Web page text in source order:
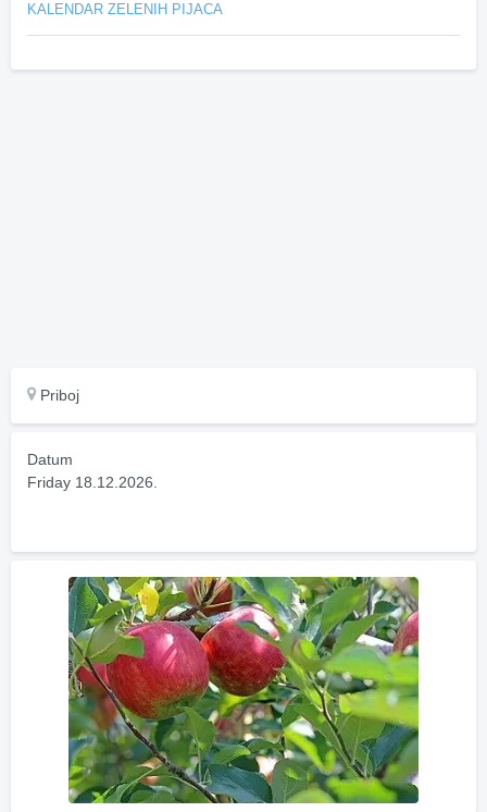
KALENDAR ZELENIH PIJACA
Priboj
Datum
Friday 18.12.2026.